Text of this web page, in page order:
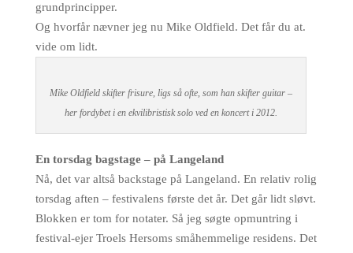
grundprincipper.
Og hvorfår nævner jeg nu Mike Oldfield. Det får du at.
vide om lidt.
Mike Oldfield skifter frisure, ligs så ofte, som han skifter guitar –
her fordybet i en ekvilibristisk solo ved en koncert i 2012.
En torsdag bagstage – på Langeland
Nå, det var altså backstage på Langeland. En relativ rolig
torsdag aften – festivalens første det år. Det går lidt sløvt.
Blokken er tom for notater. Så jeg søgte opmuntring i
festival-ejer Troels Hersoms småhemmelige residens. Det